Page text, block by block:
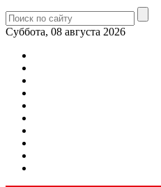
Суббота, 08 августа 2026